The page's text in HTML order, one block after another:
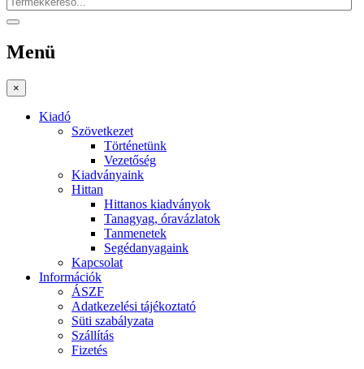
Menü
×
Kiadó
Szövetkezet
Történetünk
Vezetőség
Kiadványaink
Hittan
Hittanos kiadványok
Tanagyag, óravázlatok
Tanmenetek
Segédanyagaink
Kapcsolat
Információk
ÁSZF
Adatkezelési tájékoztató
Süti szabályzata
Szállítás
Fizetés